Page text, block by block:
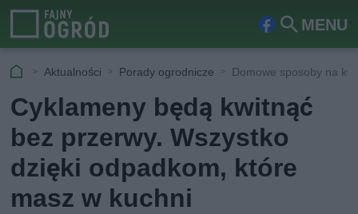
MENU
Fa
ook
Szu
Aktualności Porady ogrodnicze Domowe sposoby na
Cyklameny będą kwitnąć
bez przerwy. Wszystko
dzięki odpadkom, które
masz w kuchni